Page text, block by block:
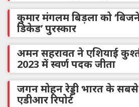
कुमार मंगलम बिड़ला को
डिकेड’ पुरस्कार
अमन सहरावत ने एशियाई
2023 में स्वर्ण पदक जीता
जगन मोहन रेड्डी भारत के सबसे
एडीआर रिपोर्ट